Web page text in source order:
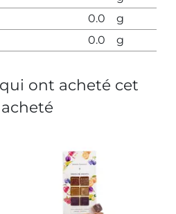
0.0
g
0.0 g
ont acheté cet